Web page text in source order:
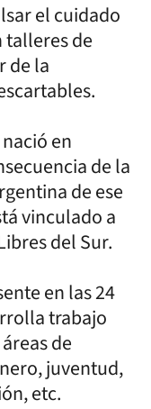
el cuidado
talleres de
de la
en
de la
de ese
vinculado a
del Sur.
en las 24
trabajo
de
juventud,
etc.